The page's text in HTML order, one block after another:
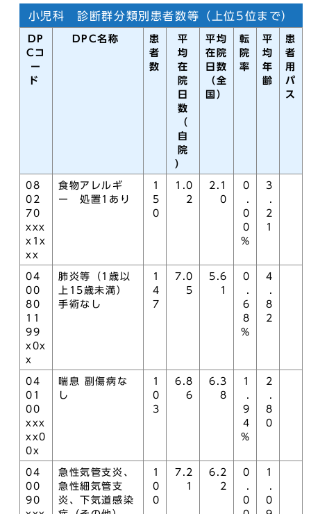
小児科 診断群分類別患者数等（上位5位まで）
DP
Cコ
ー
ド
DPC名称
患
者
数
平
均
在
院
日
数
（
自
院
）
平均
在院
日数
（全
国）
転
院
率
平
均
年
齢
患
者
用
パ
ス
08
02
70
xxx
x1x
xx
食物アレルギ
ー 処置1あり
1
5
0
1.0
2
2.1
0
0
.
0
0
%
3
.
2
1
04
00
80
11
99
x0x
x
肺炎等（1歳以
上15歳未満）
手術なし
1
4
7
7.0
5
5.6
1
0
.
6
8
%
4
.
8
2
04
01
00
xxx
xx0
0x
喘息 副傷病な
し
1
0
3
6.8
6
6.3
8
1
.
9
4
%
2
.
8
0
04
00
90
急性気管支炎、
急性細気管支
炎、下気道感染
1
0
0
7.2
1
6.2
2
0
.
0
1
.
0